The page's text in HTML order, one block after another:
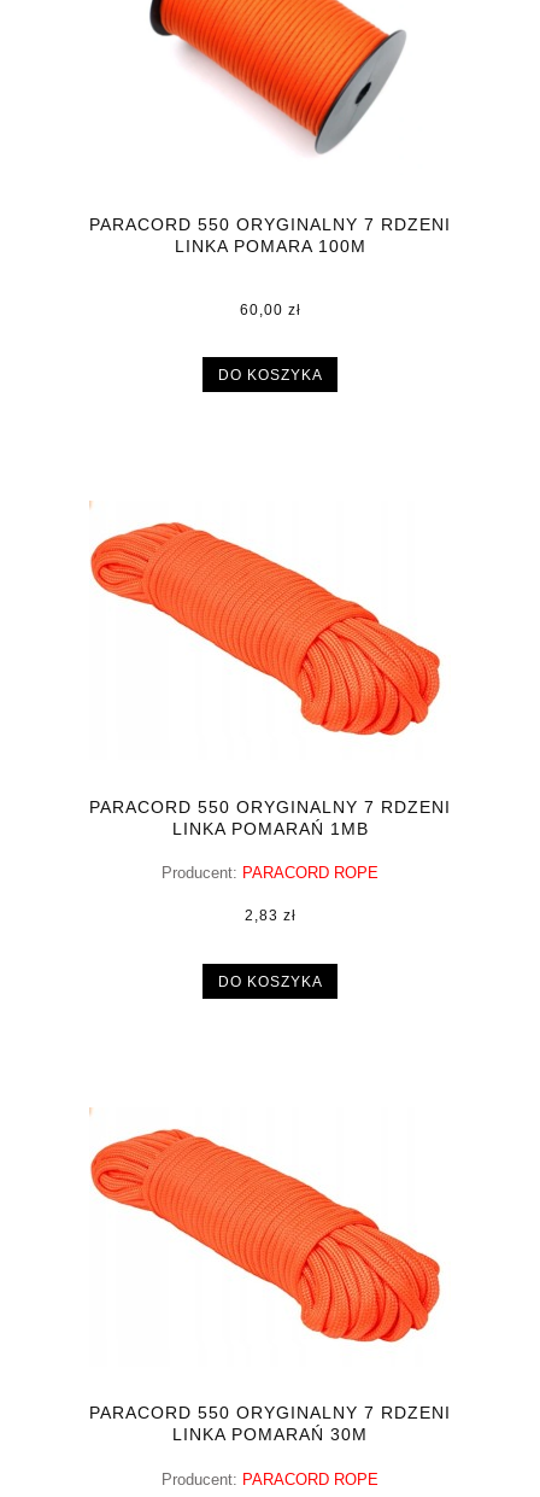
PARACORD 550 ORYGINALNY 7 RDZENI
LINKA POMARA 100M
60,00 zł
DO KOSZYKA
PARACORD 550 ORYGINALNY 7 RDZENI
LINKA POMARAŃ 1MB
Producent: PARACORD ROPE
2,83 zł
DO KOSZYKA
PARACORD 550 ORYGINALNY 7 RDZENI
LINKA POMARAŃ 30M
Producent: PARACORD ROPE